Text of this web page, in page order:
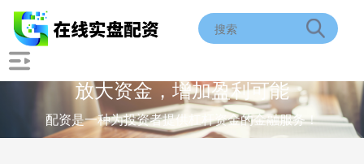
放大资金，增加盈利可能
配资是一种为投资者提供杠杆资金的金融服务！